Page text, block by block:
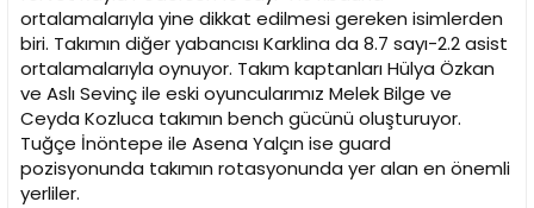
ortalamalarıyla yine dikkat edilmesi gereken isimlerden
biri. Takımın diğer yabancısı Karklina da 8.7 sayı-2.2 asist
ortalamalarıyla oynuyor. Takım kaptanları Hülya Özkan
ve Aslı Sevinç ile eski oyuncularımız Melek Bilge ve
Ceyda Kozluca takımın bench gücünü oluşturuyor.
Tuğçe İnöntepe ile Asena Yalçın ise guard
pozisyonunda takımın rotasyonunda yer alan en önemli
yerliler.